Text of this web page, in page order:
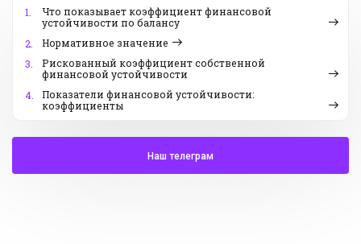
1.
Что показывает коэффициент финансовой
устойчивости по балансу
2.
Нормативное значение
3.
Рискованный коэффициент собственной
финансовой устойчивости
4.
Показатели финансовой устойчивости:
коэффициенты
Наш телеграм